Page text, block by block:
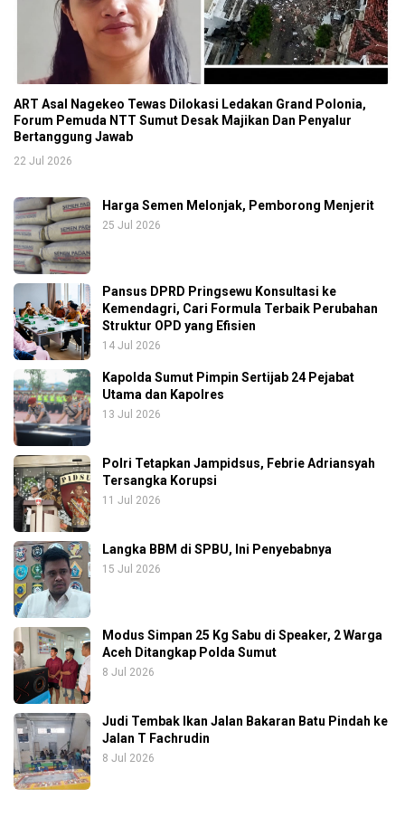
ART Asal Nagekeo Tewas Dilokasi Ledakan Grand Polonia,
Forum Pemuda NTT Sumut Desak Majikan Dan Penyalur
Bertanggung Jawab
22 Jul 2026
Harga Semen Melonjak, Pemborong Menjerit
25 Jul 2026
Pansus DPRD Pringsewu Konsultasi ke
Kemendagri, Cari Formula Terbaik Perubahan
Struktur OPD yang Efisien
14 Jul 2026
Kapolda Sumut Pimpin Sertijab 24 Pejabat
Utama dan Kapolres
13 Jul 2026
Polri Tetapkan Jampidsus, Febrie Adriansyah
Tersangka Korupsi
11 Jul 2026
Langka BBM di SPBU, Ini Penyebabnya
15 Jul 2026
Modus Simpan 25 Kg Sabu di Speaker, 2 Warga
Aceh Ditangkap Polda Sumut
8 Jul 2026
Judi Tembak Ikan Jalan Bakaran Batu Pindah ke
Jalan T Fachrudin
8 Jul 2026